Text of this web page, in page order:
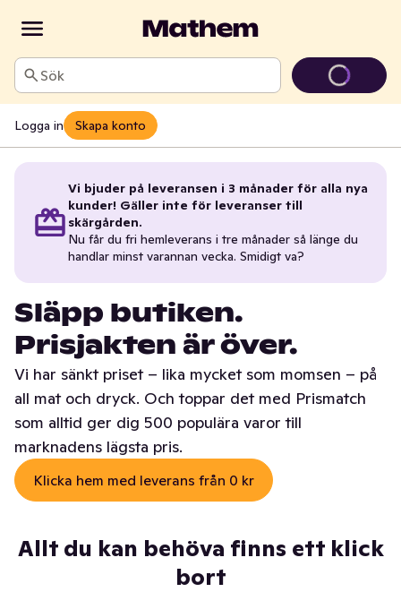
Sök
Logga in Skapa konto
Vi bjuder på leveransen i 3 månader för alla nya
kunder! Gäller inte för leveranser till
skärgården.
Nu får du fri hemleverans i tre månader så länge du
handlar minst varannan vecka. Smidigt va?
Släpp butiken.
Prisjakten är över.
Vi har sänkt priset – lika mycket som momsen – på
all mat och dryck. Och toppar det med Prismatch
som alltid ger dig 500 populära varor till
marknadens lägsta pris.
Klicka hem med leverans från 0 kr
Allt du kan behöva finns ett klick
bort